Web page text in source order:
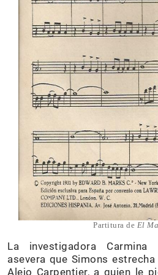
Partitura de El
La investigadora Carmina
asevera que Simons
Alejo Carpentier, a quien le